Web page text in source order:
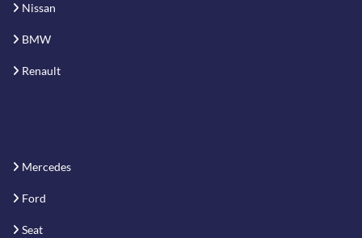
Nissan
BMW
Renault
Mercedes
Ford
Seat